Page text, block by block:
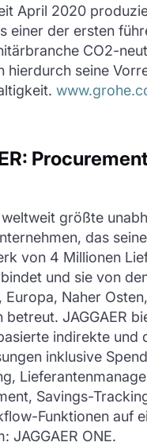
April 2020
einer der ersten
CO2-
hierdurch seine
weltweit größte
das
von 4 Millionen
und sie von
Europa, Naher
betreut. JAGGAER
indirekte und
inklusive Spend
Savings-
Funktionen auf
JAGGAER ONE.